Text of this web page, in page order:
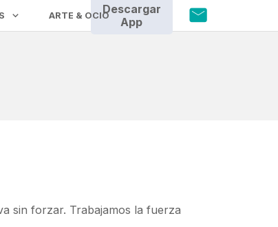
ARTE & OCIODescargar
App
sin forzar. Trabajamos la fuerza